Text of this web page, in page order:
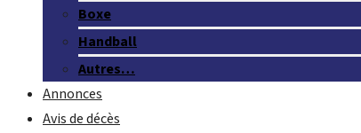
Boxe
Handball
Autres…
Annonces
Avis de décès